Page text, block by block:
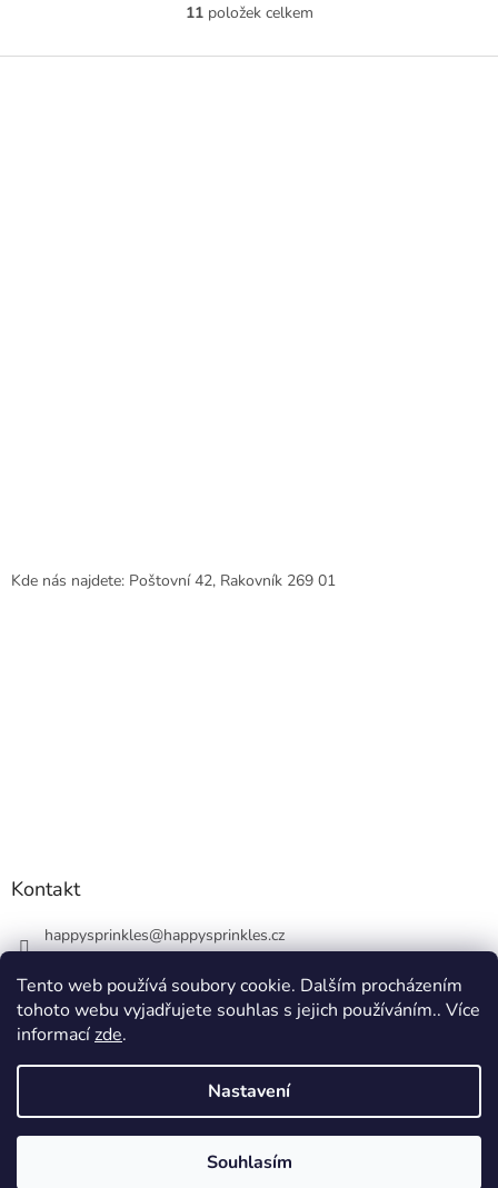
Tento web používá soubory cookie. Dalším procházením
tohoto webu vyjadřujete souhlas s jejich používáním.. Více
informacízde.
Nastavení
Souhlasím
O
l
11položek celkem
Z
Kde nás najdete: Poštovní 42, Rakovník 269 01
Kontakt
happysprinkles@happysprinkles.cz
Vytvořil Shoptet
happysprinkles.cz 🧁. Všechna práva vyhrazena.